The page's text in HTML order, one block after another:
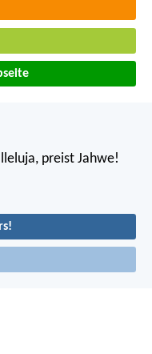
preist Jahwe!